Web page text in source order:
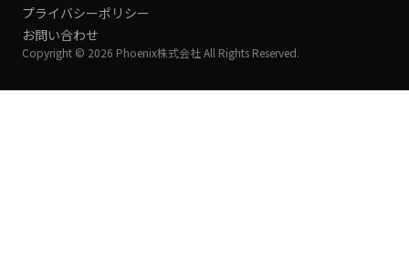
プライバシーポリシー
お問い合わせ
Copyright © 2026 Phoenix株式会社 All Rights Reserved.